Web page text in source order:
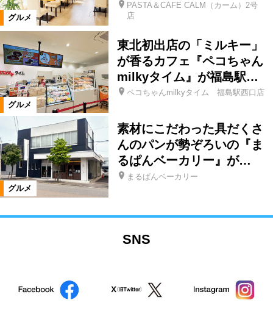
グルメ
PASTA＆CAFE CALM（カーム）2号
店
グルメ
東北初出店の「ミルキー」
が香るカフェ『ペコちゃん
milkyタイム』が福島駅…
ペコちゃんmilkyタイム 福島駅西口店
グルメ
素材にこだわった具だくさ
んのパンが勢ぞろいの『ま
るぱんベーカリー』が…
まるぱんベーカリー
SNS